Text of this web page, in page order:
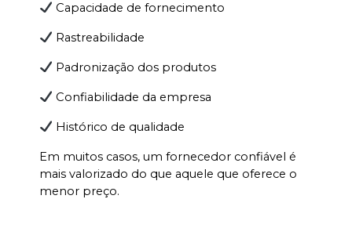
Capacidade de fornecimento
Rastreabilidade
Padronização dos produtos
Confiabilidade da empresa
Histórico de qualidade
Em muitos casos, um fornecedor confiável é
mais valorizado do que aquele que oferece o
menor preço.